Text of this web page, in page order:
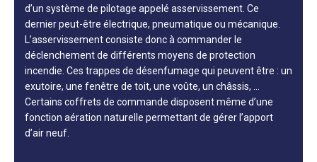
d’un système de pilotage appelé asservissement. Ce
dernier peut-être électrique, pneumatique ou mécanique.
L’asservissement consiste donc à commander le
déclenchement de différents moyens de protection
incendie. Ces trappes de désenfumage qui peuvent être : un
exutoire, une fenêtre de toit, une voûte, un châssis, …
Certains coffrets de commande disposent même d’une
fonction aération naturelle permettant de gérer l’apport
d’air neuf.